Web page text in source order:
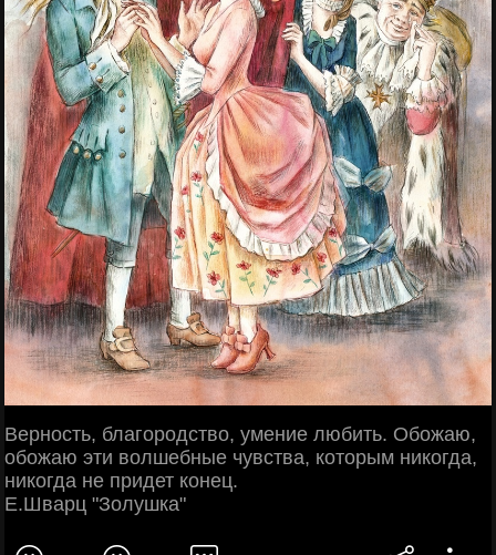
Верность, благородство, умение любить. Обожаю,
обожаю эти волшебные чувства, которым никогда,
никогда не придет конец.
Е.Шварц "Золушка"